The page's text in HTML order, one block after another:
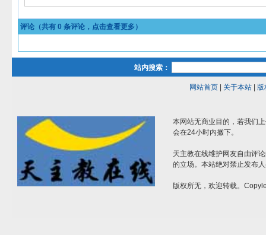
评论（共有 0 条评论，点击查看更多）
站内搜索：
网站首页| 关于本站| 版
本网站无商业目的，若我们
会在24小时内撤下。
天主教在线维护网友自由评
的立场。本站绝对禁止发布
版权所无，欢迎转载。